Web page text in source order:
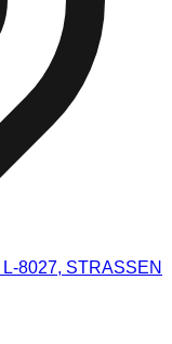
8027, STRASSEN